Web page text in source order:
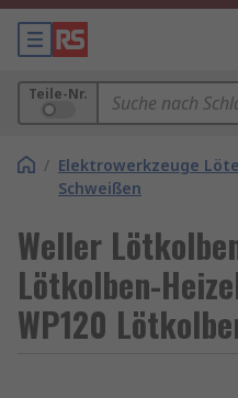
Teile-Nr.
/ Elektrowerkzeuge
Schweißen
Weller
Lötkolben-
WP120